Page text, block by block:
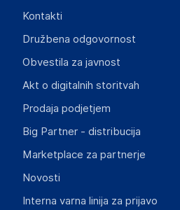
Kontakti
Družbena odgovornost
Obvestila za javnost
Akt o digitalnih storitvah
Prodaja podjetjem
Big Partner - distribucija
Marketplace za partnerje
Novosti
Interna varna linija za prijavo